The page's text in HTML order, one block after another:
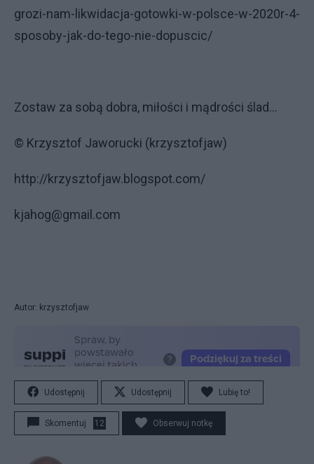
grozi-nam-likwidacja-gotowki-w-polsce-w-2020r-4-
sposoby-jak-do-tego-nie-dopuscic/
Zostaw za sobą dobra, miłości i mądrości ślad...
© Krzysztof Jaworucki (krzysztofjaw)
http://krzysztofjaw.blogspot.com/
kjahog@gmail.com
Autor: krzysztofjaw
Udostępnij Udostępnij Lubię to!
Skomentuj 12 Obserwuj notkę